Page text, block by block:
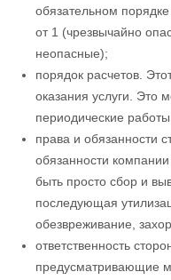
обязательном
от 1 (чрезвычайно
неопасные);
порядок расчетов.
оказания услуги. Это
периодические
права и обязанности
обязанности
быть просто сбор и
последующая
обезвреживание,
ответственность
предусматривающие